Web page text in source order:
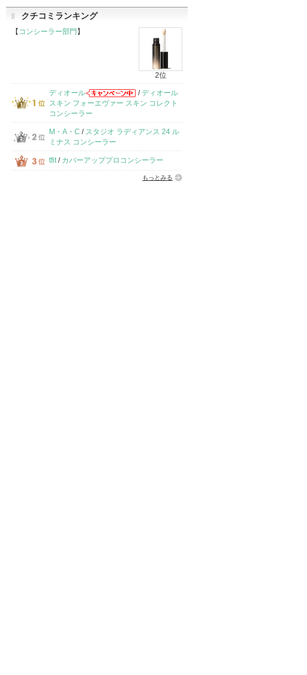
クチコミランキング
【コンシーラー部門】
2位
ディオール /ディオール
スキン フォーエヴァー スキン コレクト
コンシーラー
M・A・C / スタジオ ラディアンス 24 ル
ミナス コンシーラー
tfit/ カバーアッププロコンシーラー
もっとみる